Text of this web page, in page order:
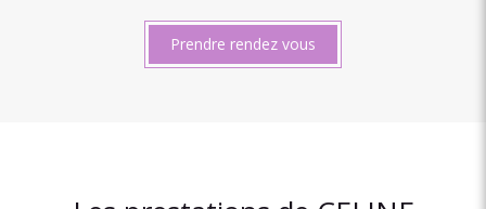
Prendre rendez vous